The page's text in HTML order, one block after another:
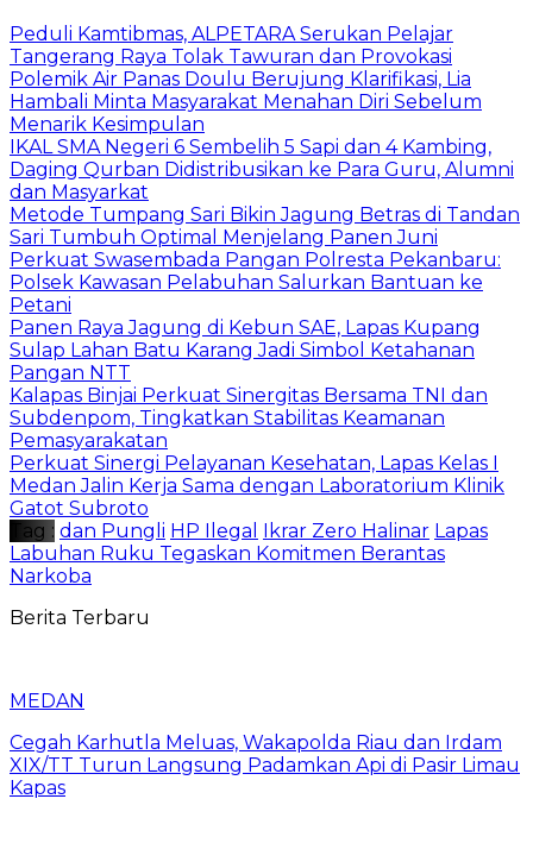
Peduli Kamtibmas, ALPETARA Serukan Pelajar
Tangerang Raya Tolak Tawuran dan Provokasi
Polemik Air Panas Doulu Berujung Klarifikasi, Lia
Hambali Minta Masyarakat Menahan Diri Sebelum
Menarik Kesimpulan
IKAL SMA Negeri 6 Sembelih 5 Sapi dan 4 Kambing,
Daging Qurban Didistribusikan ke Para Guru, Alumni
dan Masyarkat
Metode Tumpang Sari Bikin Jagung Betras di Tandan
Sari Tumbuh Optimal Menjelang Panen Juni
Perkuat Swasembada Pangan Polresta Pekanbaru:
Polsek Kawasan Pelabuhan Salurkan Bantuan ke
Petani
Panen Raya Jagung di Kebun SAE, Lapas Kupang
Sulap Lahan Batu Karang Jadi Simbol Ketahanan
Pangan NTT
Kalapas Binjai Perkuat Sinergitas Bersama TNI dan
Subdenpom, Tingkatkan Stabilitas Keamanan
Pemasyarakatan
Perkuat Sinergi Pelayanan Kesehatan, Lapas Kelas I
Medan Jalin Kerja Sama dengan Laboratorium Klinik
Gatot Subroto
Tag : dan Pungli HP Ilegal Ikrar Zero Halinar Lapas
Labuhan Ruku Tegaskan Komitmen Berantas
Narkoba
Berita Terbaru
MEDAN
Cegah Karhutla Meluas, Wakapolda Riau dan Irdam
XIX/TT Turun Langsung Padamkan Api di Pasir Limau
Kapas